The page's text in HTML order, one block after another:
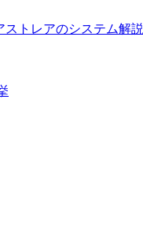
ストレアのシステム解説